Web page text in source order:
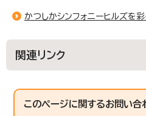
かつしかシンフォニーヒルズを
関連リンク
このページに関するお問い合